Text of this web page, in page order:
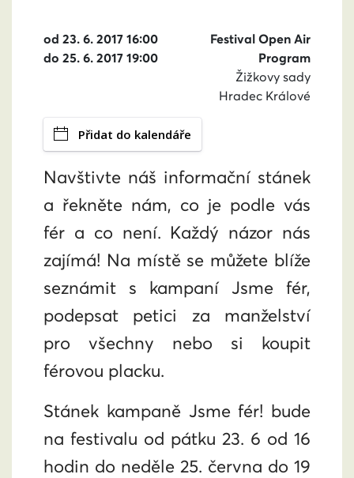
od 23. 6. 2017 16:00
do 25. 6. 2017 19:00
Festival Open Air
Program
Žižkovy sady
Hradec Králové
Přidat do kalendáře
Navštivte náš informační stánek
a řekněte nám, co je podle vás
fér a co není. Každý názor nás
zajímá! Na místě se můžete blíže
seznámit s kampaní Jsme fér,
podepsat petici za manželství
pro všechny nebo si koupit
férovou placku.
Stánek kampaně Jsme fér! bude
na festivalu od pátku 23. 6 od 16
hodin do neděle 25. června do 19